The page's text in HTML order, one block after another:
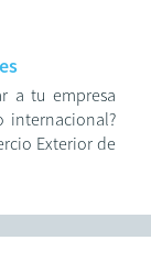
a tu empresa
internacional?
Exterior de